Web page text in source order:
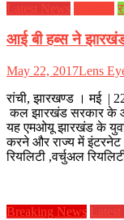
Latest News
आई बी हब्स ने
May 22, 2017Lens
रांची, झारखण्ड । मई |
कल झारखंड सरकार के
यह एमओयू झारखंड के
करने और राज्य में
रियलिटी ,वर्चुअल
Breaking News